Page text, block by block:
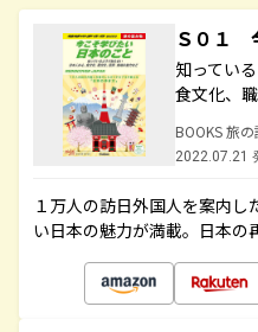
Ｓ０１
知ってい
食文化、
BOOKS 旅
2022.07.21
１万人の訪日外国人を案内
い日本の魅力が満載。日本の